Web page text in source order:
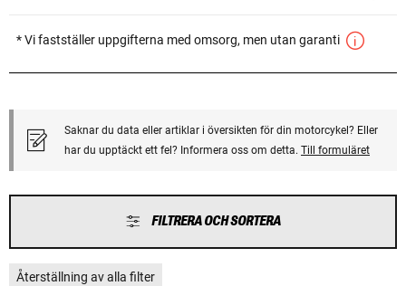
* Vi fastställer uppgifterna med omsorg, men utan garanti
Saknar du data eller artiklar i översikten för din motorcykel? Eller
har du upptäckt ett fel? Informera oss om detta. Till formuläret
FILTRERA OCH SORTERA
Återställning av alla filter